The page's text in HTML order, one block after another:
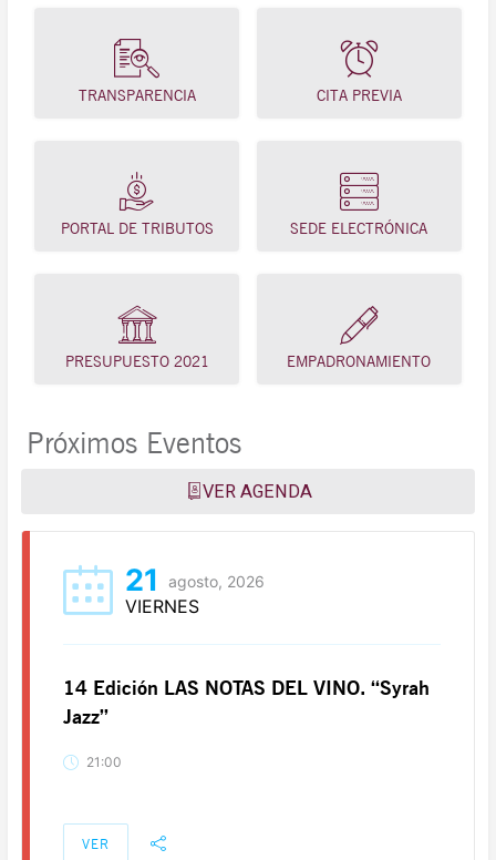
TRANSPARENCIA CITA PREVIA
PORTAL DE TRIBUTOS SEDE ELECTRÓNICA
PRESUPUESTO 2021 EMPADRONAMIENTO
Próximos Eventos
VER AGENDA
21 agosto, 2026
VIERNES
14 Edición LAS NOTAS DEL VINO. “Syrah
Jazz”
21:00
VER